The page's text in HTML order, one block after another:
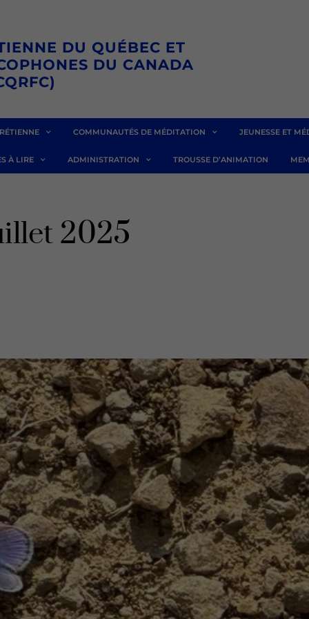
DU QUÉBEC ET
DU CANADA
COMMUNAUTÉS DE MÉDITATION JEUNESSE ET
À LIRE ADMINISTRATION TROUSSE D’ANIMATION
2025